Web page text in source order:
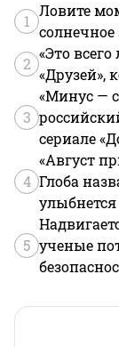
1
Ловите
солнечное
2
«Это
«Друзей»,
3
«Минус —
сериале
4
«Август
Глоба
5 ученые